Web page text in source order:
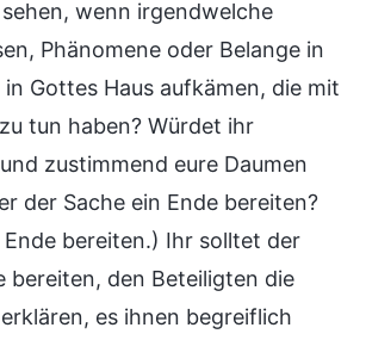
wenn irgendwelche
Phänomene oder Belange in
in Gottes Haus aufkämen, die mit
tun haben? Würdet ihr
zustimmend eure Daumen
der Sache ein Ende bereiten?
Ende bereiten.) Ihr solltet der
bereiten, den Beteiligten die
es ihnen begreiflich